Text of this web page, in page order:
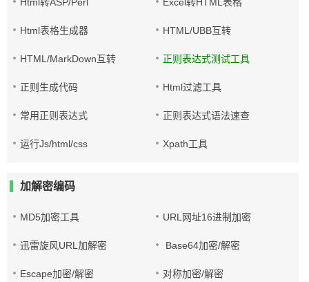
Html表格生成器 HTML/UBB互转
HTML/MarkDown互转 正则表达式测试工具
正则生成代码 Html过滤工具
常用正则表达式 正则表达式语法速查
运行Js/html/css Xpath工具
加解密编码
MD5加密工具 URL网址16进制加密
迅雷旋风URL加解密 Base64加密/解密
Escape加密/解密 对称加密/解密